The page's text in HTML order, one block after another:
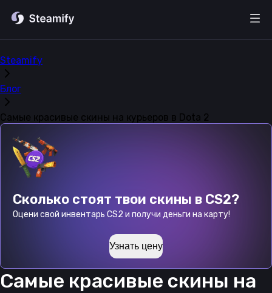
Steamify
Блог
Самые красивые скины на курьеров в Dota 2
Сколько стоят твои скины в CS2?
Оцени свой инвентарь CS2 и получи деньги на карту!
Узнать цену
Самые красивые скины на